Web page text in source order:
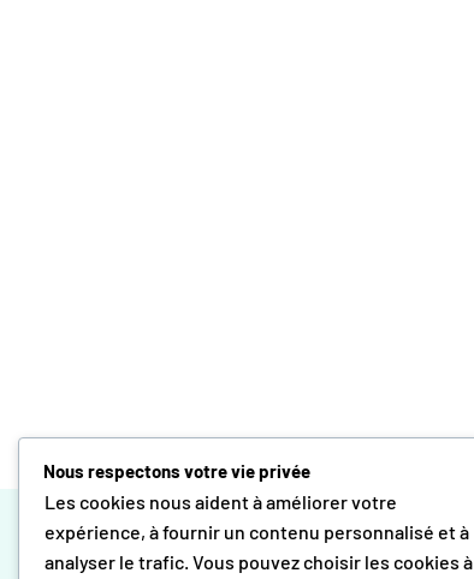
Nous respectons votre vie privée
Les cookies nous aident à améliorer votre
expérience, à fournir un contenu personnalisé et à
analyser le trafic. Vous pouvez choisir les cookies à